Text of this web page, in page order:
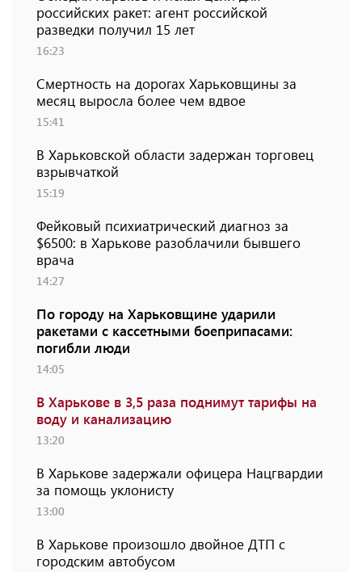
российских ракет: агент российской
разведки получил 15 лет
16:23
Смертность на дорогах Харьковщины за
месяц выросла более чем вдвое
15:41
В Харьковской области задержан торговец
взрывчаткой
15:19
Фейковый психиатрический диагноз за
$6500: в Харькове разоблачили бывшего
врача
14:27
По городу на Харьковщине ударили
ракетами с кассетными боеприпасами:
погибли люди
14:05
В Харькове в 3,5 раза поднимут тарифы на
воду и канализацию
13:20
В Харькове задержали офицера Нацгвардии
за помощь уклонисту
13:00
В Харькове произошло двойное ДТП с
городским автобусом